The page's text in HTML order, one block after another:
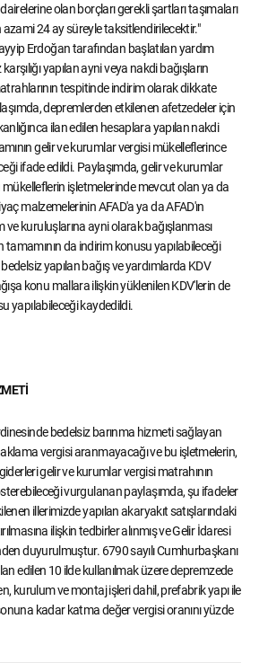
olan borçları gerekli şartları taşımaları
azami 24 ay süreyle taksitlendirilecektir."
Erdoğan tarafından başlatılan yardım
yapılan ayni veya nakdi bağışların
tespitinde indirim olarak dikkate
depremlerden etkilenen afetzedeler için
ilan edilen hesaplara yapılan nakdi
gelir ve kurumlar vergisi mükelleflerince
ifade edildi. Paylaşımda, gelir ve kurumlar
işletmelerinde mevcut olan ya da
malzemelerinin AFAD'a ya da AFAD'ın
kuruluşlarına ayni olarak bağışlanması
tamamının da indirim konusu yapılabileceği
yapılan bağış ve yardımlarda KDV
konu mallara ilişkin yüklenilen KDV'lerin de
yapılabileceği kaydedildi.
bedelsiz barınma hizmeti sağlayan
vergisi aranmayacağı ve bu işletmelerin,
gelir ve kurumlar vergisi matrahının
vurgulanan paylaşımda, şu ifadeler
illerimizde yapılan akaryakıt satışlarındaki
ilişkin tedbirler alınmış ve Gelir İdaresi
duyurulmuştur. 6790 sayılı Cumhurbaşkanı
edilen 10 ilde kullanılmak üzere depremzede
kurulum ve montaj işleri dahil, prefabrik yapı ile
kadar katma değer vergisi oranını yüzde